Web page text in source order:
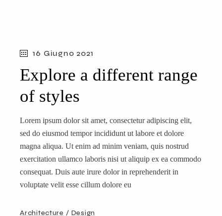
16 Giugno 2021
Explore a different range
of styles
Lorem ipsum dolor sit amet, consectetur adipiscing elit,
sed do eiusmod tempor incididunt ut labore et dolore
magna aliqua. Ut enim ad minim veniam, quis nostrud
exercitation ullamco laboris nisi ut aliquip ex ea commodo
consequat. Duis aute irure dolor in reprehenderit in
voluptate velit esse cillum dolore eu
Architecture Design